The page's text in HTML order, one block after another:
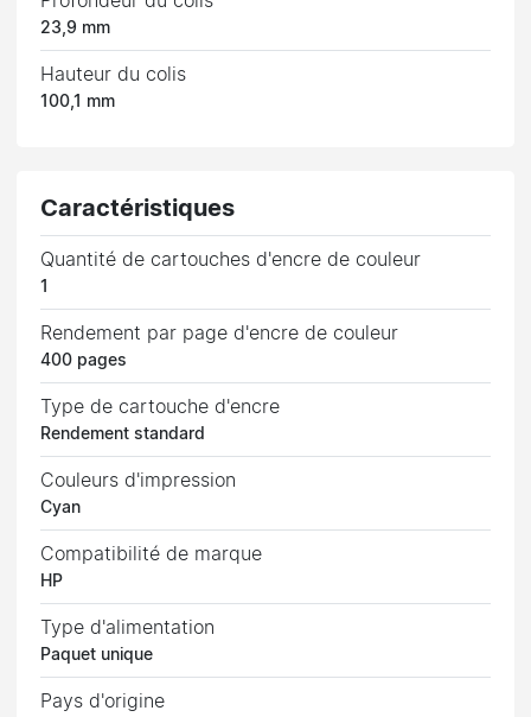
23,9 mm
Hauteur du colis
100,1 mm
Caractéristiques
Quantité de cartouches d'encre de couleur
1
Rendement par page d'encre de couleur
400 pages
Type de cartouche d'encre
Rendement standard
Couleurs d'impression
Cyan
Compatibilité de marque
HP
Type d'alimentation
Paquet unique
Pays d'origine